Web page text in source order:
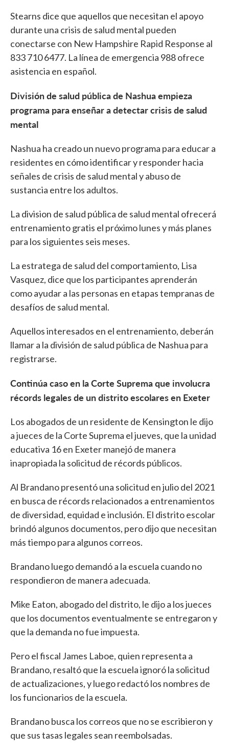
Stearns dice que aquellos que necesitan el apoyo
durante una crisis de salud mental pueden
conectarse con New Hampshire Rapid Response al
833 710 6477. La línea de emergencia 988 ofrece
asistencia en español.
División de salud pública de Nashua empieza
programa para enseñar a detectar crisis de salud
mental
Nashua ha creado un nuevo programa para educar a
residentes en cómo identificar y responder hacia
señales de crisis de salud mental y abuso de
sustancia entre los adultos.
La division de salud pública de salud mental ofrecerá
entrenamiento gratis el próximo lunes y más planes
para los siguientes seis meses.
La estratega de salud del comportamiento, Lisa
Vasquez, dice que los participantes aprenderán
como ayudar a las personas en etapas tempranas de
desafíos de salud mental.
Aquellos interesados en el entrenamiento, deberán
llamar a la división de salud pública de Nashua para
registrarse.
Continúa caso en la Corte Suprema que involucra
récords legales de un distrito escolares en Exeter
Los abogados de un residente de Kensington le dijo
a jueces de la Corte Suprema el jueves, que la unidad
educativa 16 en Exeter manejó de manera
inapropiada la solicitud de récords públicos.
Al Brandano presentó una solicitud en julio del 2021
en busca de récords relacionados a entrenamientos
de diversidad, equidad e inclusión. El distrito escolar
brindó algunos documentos, pero dijo que necesitan
más tiempo para algunos correos.
Brandano luego demandó a la escuela cuando no
respondieron de manera adecuada.
Mike Eaton, abogado del distrito, le dijo a los jueces
que los documentos eventualmente se entregaron y
que la demanda no fue impuesta.
Pero el fiscal James Laboe, quien representa a
Brandano, resaltó que la escuela ignoró la solicitud
de actualizaciones, y luego redactó los nombres de
los funcionarios de la escuela.
Brandano busca los correos que no se escribieron y
que sus tasas legales sean reembolsadas.